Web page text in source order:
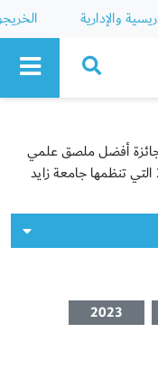
والإدارية
أفضل ملصق علمي
2023